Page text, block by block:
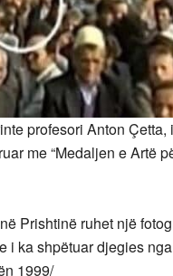
profesori Anton Çetta, i
me “Medaljen e Artë
Prishtinë ruhet një
i ka shpëtuar djegies nga
1999/